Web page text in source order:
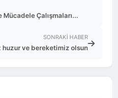
Mücadele Çalışmaları...
SONRAKI HABER
huzur ve bereketimiz olsun